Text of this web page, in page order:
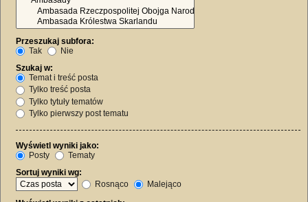
Przeszukaj subfora:
Tak
Nie
Szukaj w:
Temat i treść posta
Tylko treść posta
Tylko tytuły tematów
Tylko pierwszy post tematu
Wyświetl wyniki jako:
Posty
Tematy
Sortuj wyniki wg:
Rosnąco
Malejąco